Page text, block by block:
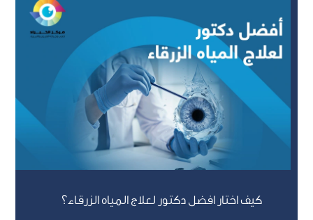
كيف اختار افضل دكتور لعلاج المياه الزرقاء؟